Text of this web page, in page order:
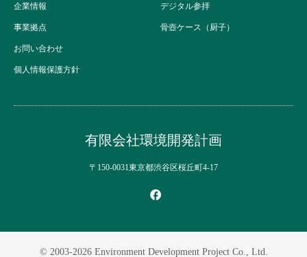
企業情報
事業拠点
お問い合わせ
個人情報保護方針
デジタル参拝
骨壺ケース（厨子）
有限会社環境開発計画
〒150-0031東京都渋谷区桜丘町4-17
© 2003-2026Environment Development Project Co., Ltd.